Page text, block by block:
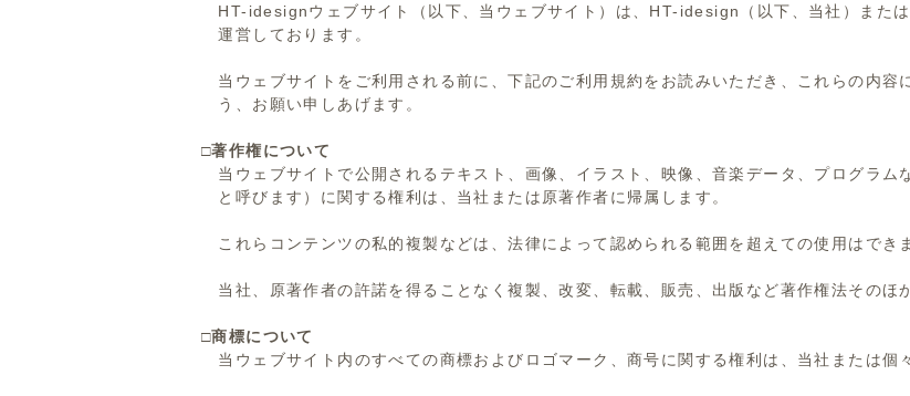
HT-idesignウェブサイト（以下、当ウェブサイト）は、 HT-idesign（以下、当社）また
運営しております。
当ウェブサイトをご利用される前に、下記のご利用規約をお読みいただき、 これらの内容
う、お願い申しあげます。
□著作権について
当ウェブサイトで公開されるテキスト、画像、イラスト、映像、音楽データ、プログラム
と呼びます）に関する権利は、 当社または原著作者に帰属します。
これらコンテンツの私的複製などは、法律によって認められる範囲を超えての使用はでき
当社、原著作者の許諾を得ることなく複製、改変、転載、販売、出版など著作権法そのほ
□商標について
当ウェブサイト内のすべての商標およびロゴマーク、商号に関する権利は、 当社または個